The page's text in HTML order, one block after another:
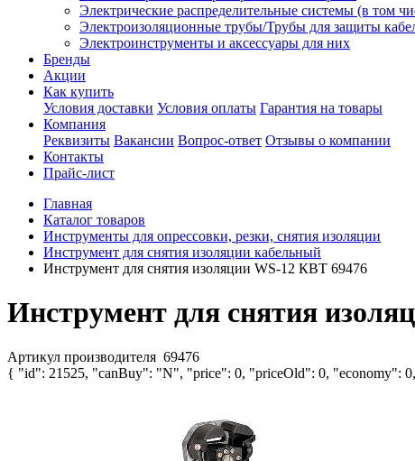
Электрические распределительные системы (в том
Электроизоляционные трубы/Трубы для защиты
Электроинструменты и аксессуары для них
Бренды
Акции
Как купить
Условия доставки Условия оплаты Гарантия на товары
Компания
Реквизиты Вакансии Вопрос-ответ Отзывы о компании
Контакты
Прайс-лист
Главная
Каталог товаров
Инструменты для опрессовки, резки, снятия изоляции
Инструмент для снятия изоляции кабельный
Инструмент для снятия изоляции WS-12 КВТ 69476
Инструмент для снятия
Артикул производителя 69476
{ "id": 21525, "canBuy": "N", "price": 0, "priceOld": 0, "economy":